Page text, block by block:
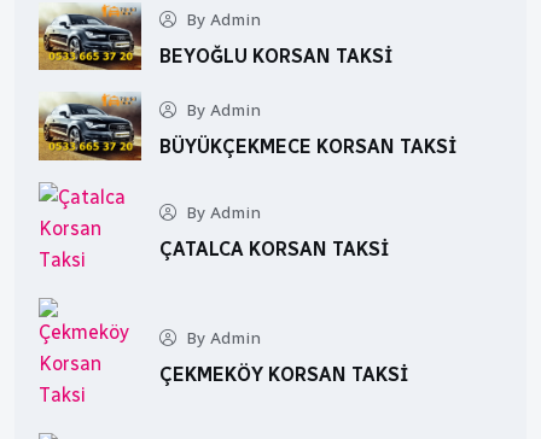
By Admin
BEYOĞLU KORSAN TAKSI
By Admin
BÜYÜKÇEKMECE KORSAN TAKSI
By Admin
ÇATALCA KORSAN TAKSI
By Admin
ÇEKMEKÖY KORSAN TAKSI